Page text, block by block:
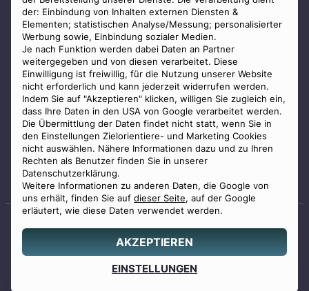
der: Einbindung von Inhalten externen Diensten &
Elementen; statistischen Analyse/Messung; personalisierter
Werbung sowie, Einbindung sozialer Medien.
Je nach Funktion werden dabei Daten an Partner
weitergegeben und von diesen verarbeitet. Diese
Einwilligung ist freiwillig, für die Nutzung unserer Website
nicht erforderlich und kann jederzeit widerrufen werden.
Indem Sie auf "Akzeptieren" klicken, willigen Sie zugleich ein,
dass Ihre Daten in den USA von Google verarbeitet werden.
Die Übermittlung der Daten findet nicht statt, wenn Sie in
den Einstellungen Zielorientiere- und Marketing Cookies
nicht auswählen. Nähere Informationen dazu und zu Ihren
Rechten als Benutzer finden Sie in unserer
Datenschutzerklärung.
Weitere Informationen zu anderen Daten, die Google von
uns erhält, finden Sie auf dieser Seite, auf der Google
erläutert, wie diese Daten verwendet werden.
AKZEPTIEREN
EINSTELLUNGEN
0800 88 44 04
erstellen
Impressum
Datenschutz
Widerrufsbelehrung
Zahlungsmöglichkeiten
Staatlich geprüfter
© 2026 Benu GmbH. Alle Rechte vorbehalten.